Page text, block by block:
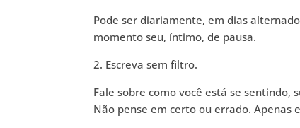
Pode ser diariamente, em dias
momento seu, íntimo, de pausa.
2. Escreva sem filtro.
Fale sobre como você está se sentindo,
Não pense em certo ou errado. Apenas